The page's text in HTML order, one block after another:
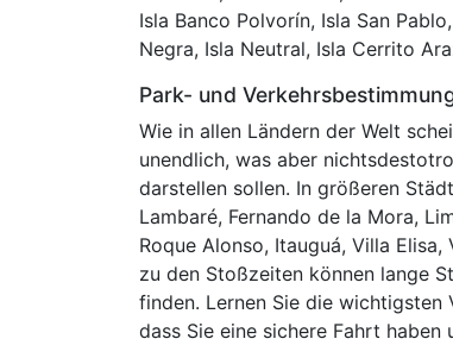
Isla Banco Polvorín, Isla San
Negra, Isla Neutral, Isla Cerrito
Park- und
Wie in allen Ländern der Welt
unendlich, was aber
darstellen sollen. In größeren
Lambaré, Fernando de la Mora,
Roque Alonso, Itauguá, Villa
zu den Stoßzeiten können lange
finden. Lernen Sie die wichtigsten
dass Sie eine sichere Fahrt haben